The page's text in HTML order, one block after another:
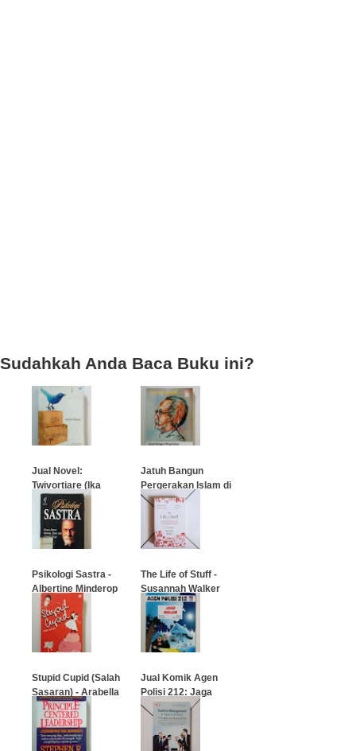
Sudahkah Anda Baca Buku ini?
Jual Novel:
Twivortiare (Ika
Natassa)
Jatuh Bangun
Pergerakan Islam di
Indonesia
Psikologi Sastra -
Albertine Minderop
The Life of Stuff -
Susannah Walker
…
Stupid Cupid (Salah
Sasaran) - Arabella
Weir
…
Jual Komik Agen
Polisi 212: Jaga
Malam